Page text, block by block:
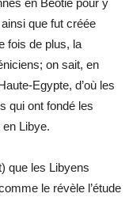
que fut créée
fois de plus, la
on sait, en
Egypte, d’où les
qui ont fondé les
Libye.
que les Libyens
le révèle l’étude